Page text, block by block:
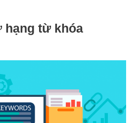
hạng từ khóa